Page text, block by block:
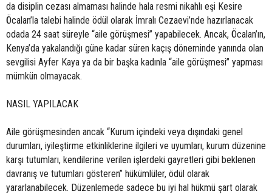
da disiplin cezası almaması halinde hala resmi nikahlı eşi Kesire
Öcalan’la talebi halinde ödül olarak İmralı Cezaevi’nde hazırlanacak
odada 24 saat süreyle “aile görüşmesi” yapabilecek. Ancak, Öcalan’ın,
Kenya’da yakalandığı güne kadar süren kaçış döneminde yanında olan
sevgilisi Ayfer Kaya ya da bir başka kadınla “aile görüşmesi” yapması
mümkün olmayacak.
NASIL YAPILACAK
Aile görüşmesinden ancak “Kurum içindeki veya dışındaki genel
durumları, iyileştirme etkinliklerine ilgileri ve uyumları, kurum düzenine
karşı tutumları, kendilerine verilen işlerdeki gayretleri gibi beklenen
davranış ve tutumları gösteren” hükümlüler, ödül olarak
yararlanabilecek. Düzenlemede sadece bu iyi hal hükmü şart olarak